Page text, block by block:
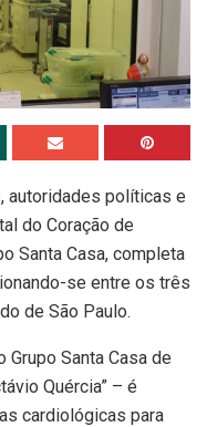
autoridades políticas e
do Coração de
Santa Casa, completa
se entre os três
de São Paulo.
Grupo Santa Casa de
Quércia” – é
cardiológicas para